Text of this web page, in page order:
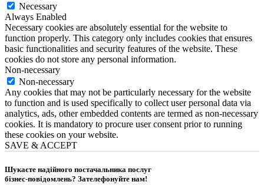
Necessary
Always Enabled
Necessary cookies are absolutely essential for the website to
function properly. This category only includes cookies that ensures
basic functionalities and security features of the website. These
cookies do not store any personal information.
Non-necessary
Non-necessary
Any cookies that may not be particularly necessary for the website
to function and is used specifically to collect user personal data via
analytics, ads, other embedded contents are termed as non-necessary
cookies. It is mandatory to procure user consent prior to running
these cookies on your website.
SAVE & ACCEPT
Шукаєте надійного постачальника послуг
бізнес-повідомлень? Зателефонуйте нам!